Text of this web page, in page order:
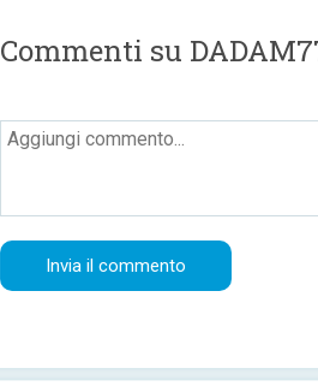
Commenti su